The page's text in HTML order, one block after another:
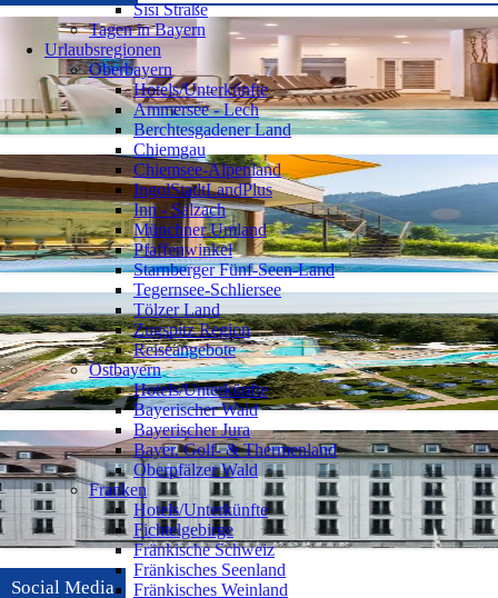
Social Media
Sisi Straße
Tagen in Bayern
Urlaubsregionen
Oberbayern
Hotels/Unterkünfte
Ammersee - Lech
Berchtesgadener Land
Chiemgau
Chiemsee-Alpenland
IngolStadtLandPlus
Inn - Salzach
Münchner Umland
Pfaffenwinkel
Starnberger Fünf-Seen-Land
Tegernsee-Schliersee
Tölzer Land
Zugspitz Region
Reiseangebote
Ostbayern
Hotels/Unterkünfte
Bayerischer Wald
Bayerischer Jura
Bayer. Golf- & Thermenland
Oberpfälzer Wald
Franken
Hotels/Unterkünfte
Fichtelgebirge
Fränkische Schweiz
Fränkisches Seenland
Fränkisches Weinland